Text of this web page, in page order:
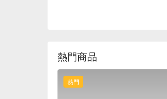
BP 極致藝術美學服務：我們提
熱門商品
熱門